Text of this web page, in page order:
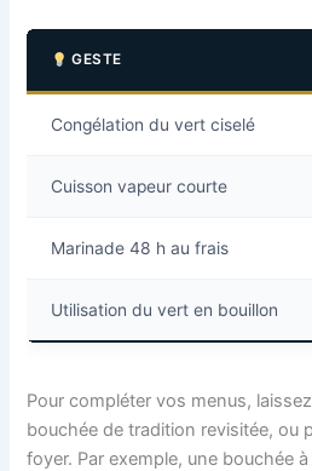
GESTE
Congélation du vert ciselé
Cuisson vapeur courte
Marinade 48 h au frais
Utilisation du vert en bouillon
Pour compléter vos menus,
bouchée de tradition revisitée, ou
foyer. Par exemple, une bouchée